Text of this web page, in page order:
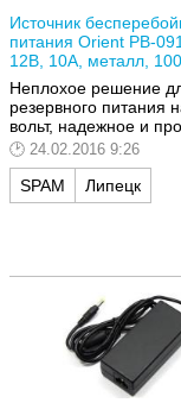
Источник
питания Orient PB-
12В, 10А, металл,
Неплохое решение
резервного питания
вольт, надежное и
24.02.2016 9:26
SPAM Липецк